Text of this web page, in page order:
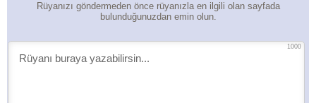
Rüyanızı göndermeden önce rüyanızla en ilgili olan sayfada
bulunduğunuzdan emin olun.
1000